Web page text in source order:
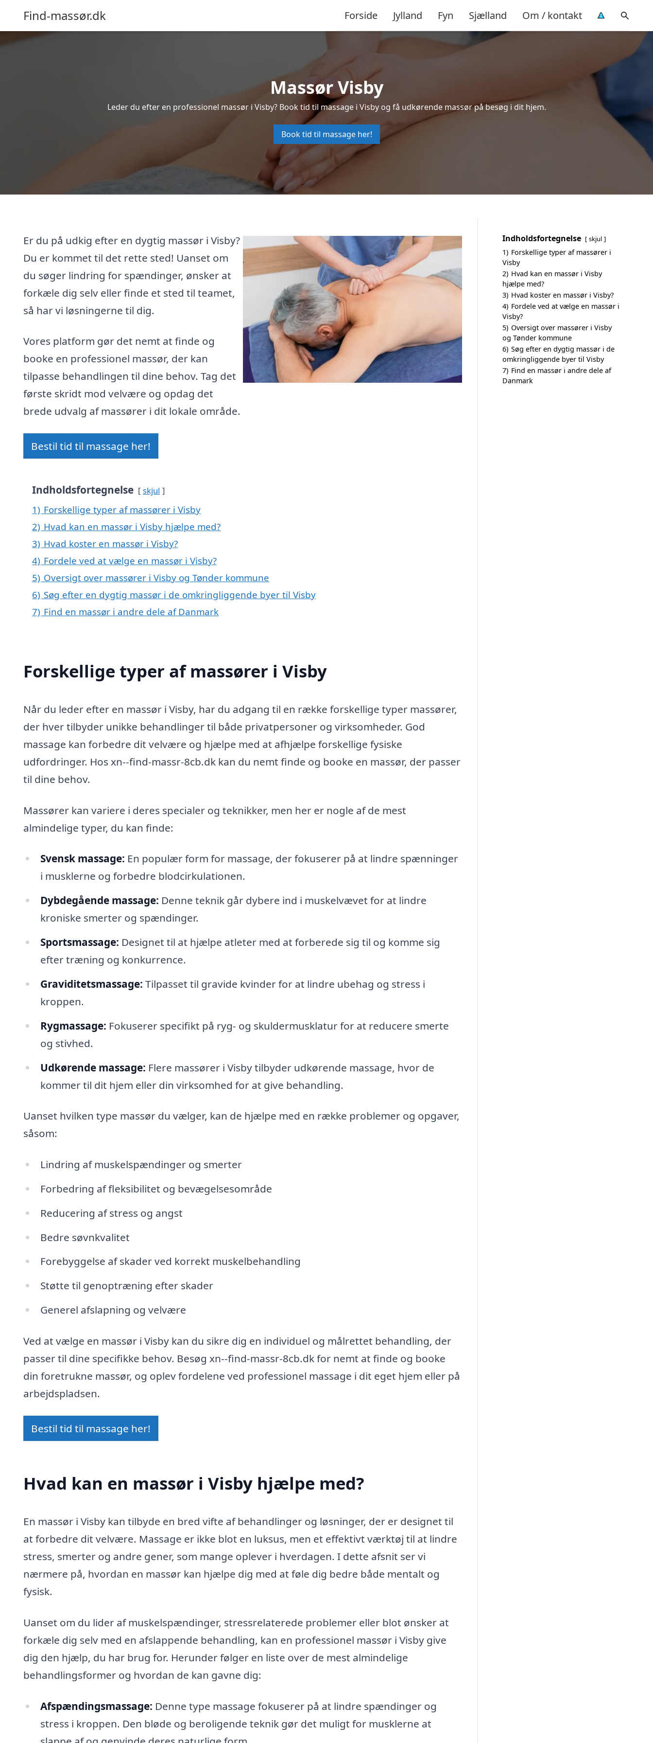
Find-massør.dk Forside Jylland Fyn Sjælland Om / kontakt
Massør Visby
Leder du efter en professionel massør i Visby? Book tid til massage i Visby og få udkørende massør på besøg i dit hjem.
Book tid til massage her!
Er du på udkig efter en dygtig massør i Visby?
Du er kommet til det rette sted! Uanset om
du søger lindring for spændinger, ønsker at
forkæle dig selv eller finde et sted til teamet,
så har vi løsningerne til dig.
Vores platform gør det nemt at finde og
booke en professionel massør, der kan
tilpasse behandlingen til dine behov. Tag det
første skridt mod velvære og opdag det
brede udvalg af massører i dit lokale område.
Bestil tid til massage her!
Indholdsfortegnelse skjul
1) Forskellige typer af massører i Visby
2) Hvad kan en massør i Visby hjælpe med?
3) Hvad koster en massør i Visby?
4) Fordele ved at vælge en massør i Visby?
5) Oversigt over massører i Visby og Tønder kommune
6) Søg efter en dygtig massør i de omkringliggende byer til Visby
7) Find en massør i andre dele af Danmark
Forskellige typer af massører i Visby
Når du leder efter en massør i Visby, har du adgang til en række forskellige typer massører,
der hver tilbyder unikke behandlinger til både privatpersoner og virksomheder. God
massage kan forbedre dit velvære og hjælpe med at afhjælpe forskellige fysiske
udfordringer. Hos xn--find-massr-8cb.dk kan du nemt finde og booke en massør, der passer
til dine behov.
Massører kan variere i deres specialer og teknikker, men her er nogle af de mest
almindelige typer, du kan finde:
Svensk massage: En populær form for massage, der fokuserer på at lindre spænninger
i musklerne og forbedre blodcirkulationen.
Dybdegående massage: Denne teknik går dybere ind i muskelvævet for at lindre
kroniske smerter og spændinger.
Sportsmassage: Designet til at hjælpe atleter med at forberede sig til og komme sig
efter træning og konkurrence.
Graviditetsmassage: Tilpasset til gravide kvinder for at lindre ubehag og stress i
kroppen.
Rygmassage: Fokuserer specifikt på ryg- og skuldermusklatur for at reducere smerte
og stivhed.
Udkørende massage: Flere massører i Visby tilbyder udkørende massage, hvor de
kommer til dit hjem eller din virksomhed for at give behandling.
Uanset hvilken type massør du vælger, kan de hjælpe med en række problemer og opgaver,
såsom:
Lindring af muskelspændinger og smerter
Forbedring af fleksibilitet og bevægelsesområde
Reducering af stress og angst
Bedre søvnkvalitet
Forebyggelse af skader ved korrekt muskelbehandling
Støtte til genoptræning efter skader
Generel afslapning og velvære
Ved at vælge en massør i Visby kan du sikre dig en individuel og målrettet behandling, der
passer til dine specifikke behov. Besøg xn--find-massr-8cb.dk for nemt at finde og booke
din foretrukne massør, og oplev fordelene ved professionel massage i dit eget hjem eller på
arbejdspladsen.
Bestil tid til massage her!
Hvad kan en massør i Visby hjælpe med?
En massør i Visby kan tilbyde en bred vifte af behandlinger og løsninger, der er designet til
at forbedre dit velvære. Massage er ikke blot en luksus, men et effektivt værktøj til at lindre
stress, smerter og andre gener, som mange oplever i hverdagen. I dette afsnit ser vi
nærmere på, hvordan en massør kan hjælpe dig med at føle dig bedre både mentalt og
fysisk.
Uanset om du lider af muskelspændinger, stressrelaterede problemer eller blot ønsker at
forkæle dig selv med en afslappende behandling, kan en professionel massør i Visby give
dig den hjælp, du har brug for. Herunder følger en liste over de mest almindelige
behandlingsformer og hvordan de kan gavne dig:
Afspændingsmassage: Denne type massage fokuserer på at lindre spændinger og
stress i kroppen. Den bløde og beroligende teknik gør det muligt for musklerne at
Indholdsfortegnelse skjul
1) Forskellige typer af massører i
Visby
2) Hvad kan en massør i Visby
hjælpe med?
3) Hvad koster en massør i Visby?
4) Fordele ved at vælge en massør i
Visby?
5) Oversigt over massører i Visby
og Tønder kommune
6) Søg efter en dygtig massør i de
omkringliggende byer til Visby
7) Find en massør i andre dele af
Danmark